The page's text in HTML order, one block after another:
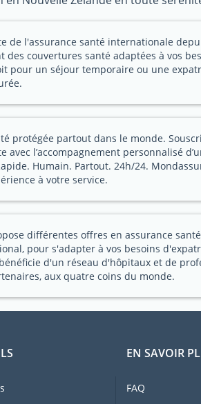
de l'assurance santé internationale
des couvertures santé adaptées à vos
pour un séjour temporaire ou une
protégée partout dans le monde.
avec l’accompagnement personnalisé
Humain. Partout. 24h/24.
à votre service.
différentes offres en assurance
pour s'adapter à vos besoins
d'un réseau d'hôpitaux et de
aux quatre coins du monde.
EN SAVOIR
FAQ